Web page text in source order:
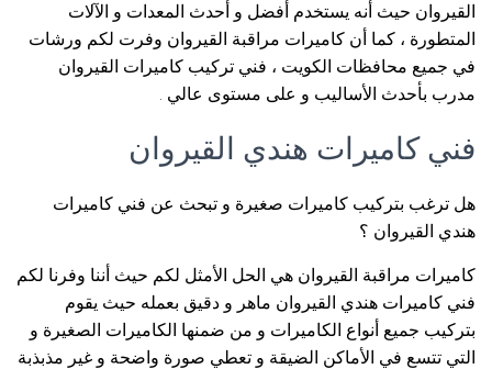
القيروان حيث أنه يستخدم أفضل و أحدث المعدات و الآلات
المتطورة ، كما أن كاميرات مراقبة القيروان وفرت لكم ورشات
في جميع محافظات الكويت ، فني تركيب كاميرات القيروان
مدرب بأحدث الأساليب و على مستوى عالي .
فني كاميرات هندي القيروان
هل ترغب بتركيب كاميرات صغيرة و تبحث عن فني كاميرات
هندي القيروان ؟
كاميرات مراقبة القيروان هي الحل الأمثل لكم حيث أننا وفرنا لكم
فني كاميرات هندي القيروان ماهر و دقيق بعمله حيث يقوم
بتركيب جميع أنواع الكاميرات و من ضمنها الكاميرات الصغيرة و
التي تتسع في الأماكن الضيقة و تعطي صورة واضحة و غير مذبذبة